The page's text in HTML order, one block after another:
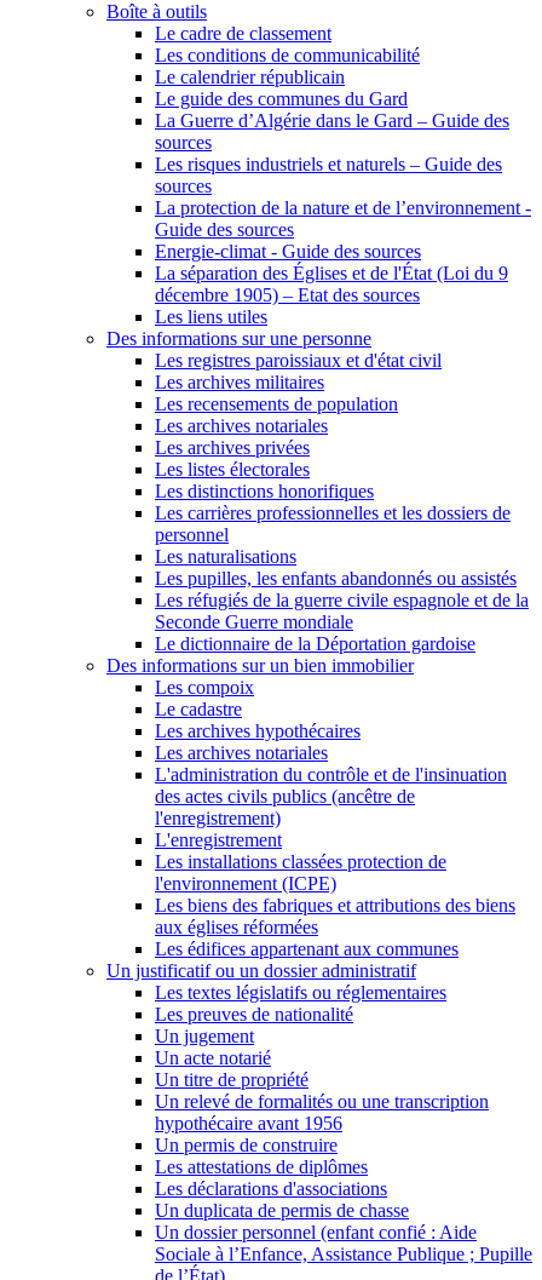
Boîte à outils
Le cadre de classement
Les conditions de communicabilité
Le calendrier républicain
Le guide des communes du Gard
La Guerre d’Algérie dans le Gard – Guide des
sources
Les risques industriels et naturels – Guide des
sources
La protection de la nature et de l’environnement -
Guide des sources
Energie-climat - Guide des sources
La séparation des Églises et de l'État (Loi du 9
décembre 1905) – Etat des sources
Les liens utiles
Des informations sur une personne
Les registres paroissiaux et d'état civil
Les archives militaires
Les recensements de population
Les archives notariales
Les archives privées
Les listes électorales
Les distinctions honorifiques
Les carrières professionnelles et les dossiers de
personnel
Les naturalisations
Les pupilles, les enfants abandonnés ou assistés
Les réfugiés de la guerre civile espagnole et de la
Seconde Guerre mondiale
Le dictionnaire de la Déportation gardoise
Des informations sur un bien immobilier
Les compoix
Le cadastre
Les archives hypothécaires
Les archives notariales
L'administration du contrôle et de l'insinuation
des actes civils publics (ancêtre de
l'enregistrement)
L'enregistrement
Les installations classées protection de
l'environnement (ICPE)
Les biens des fabriques et attributions des biens
aux églises réformées
Les édifices appartenant aux communes
Un justificatif ou un dossier administratif
Les textes législatifs ou réglementaires
Les preuves de nationalité
Un jugement
Un acte notarié
Un titre de propriété
Un relevé de formalités ou une transcription
hypothécaire avant 1956
Un permis de construire
Les attestations de diplômes
Les déclarations d'associations
Un duplicata de permis de chasse
Un dossier personnel (enfant confié : Aide
Sociale à l’Enfance, Assistance Publique ; Pupille
de l’État)